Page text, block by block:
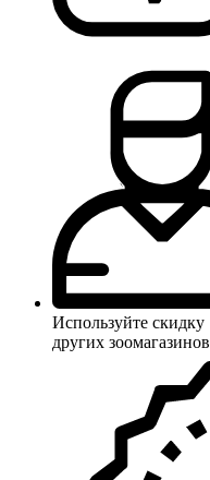
Используйте скидку
других зоомагазинов